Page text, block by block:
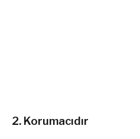
2. Korumacıdır